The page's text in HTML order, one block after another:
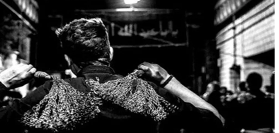
سیگنال مثبت دیپلماسی به بورس پرواز ۱۰۰ هزار واحدی شاخص کل بورس بورس تهران